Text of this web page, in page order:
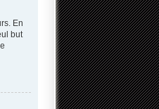
En
but